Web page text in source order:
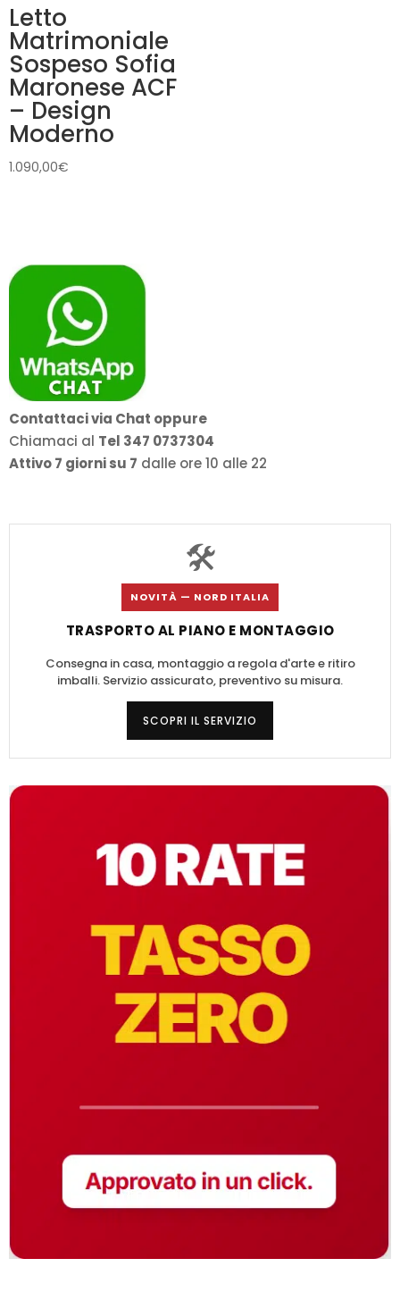
Letto
Matrimoniale
Sospeso Sofia
Maronese ACF
– Design
Moderno
1.090,00€
Contattaci via Chat oppure
Chiamaci al Tel 347 0737304
Attivo 7 giorni su 7 dalle ore 10 alle 22
🛠️
NOVITÀ — NORD ITALIA
TRASPORTO AL PIANO E MONTAGGIO
Consegna in casa, montaggio a regola d'arte e ritiro
imballi. Servizio assicurato, preventivo su misura.
SCOPRI IL SERVIZIO